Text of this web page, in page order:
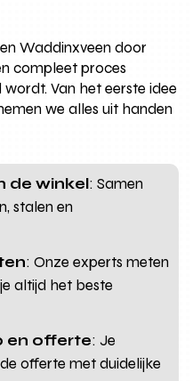
Waddinxveen door
compleet proces
Van het eerste idee
we alles uit handen
de winkel: Samen
stalen en
: Onze experts meten
altijd het beste
en offerte: Je
offerte met duidelijke